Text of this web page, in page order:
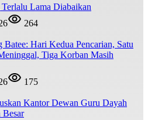
Lama Diabaikan
264
Batee: Hari Kedua Pencarian, Satu
Tiga Korban Masih
175
Kantor Dewan Guru Dayah